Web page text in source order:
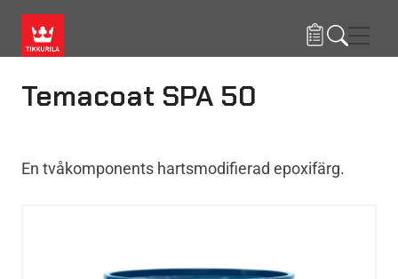
Temacoat SPA 50
En tvåkomponents hartsmodifierad epoxifärg.